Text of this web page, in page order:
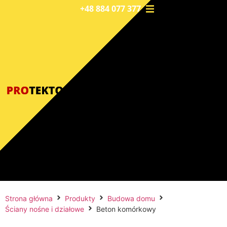
+48 884 077 377
Strona główna Produkty
Budowa domu
Ściany nośne i działowe
Beton komórkowy